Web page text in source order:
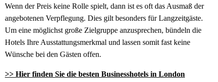
Wenn der Preis keine Rolle spielt, dann ist es oft das Ausmaß der
angebotenen Verpflegung. Dies gilt besonders für Langzeitgäste.
Um eine möglichst große Zielgruppe anzusprechen, bündeln die
Hotels Ihre Ausstattungsmerkmal und lassen somit fast keine
Wünsche bei den Gästen offen.
>> Hier finden Sie die besten Businesshotels in London